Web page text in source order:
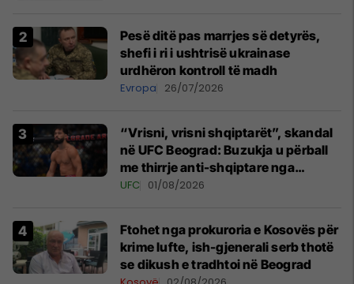
Pesë ditë pas marrjes së detyrës,
shefi i ri i ushtrisë ukrainase
urdhëron kontroll të madh
Evropa 26/07/2026
“Vrisni, vrisni shqiptarët”, skandal
në UFC Beograd: Buzukja u përball
me thirrje anti-shqiptare nga
tribunat
UFC 01/08/2026
Ftohet nga prokuroria e Kosovës për
krime lufte, ish-gjenerali serb thotë
se dikush e tradhtoi në Beograd